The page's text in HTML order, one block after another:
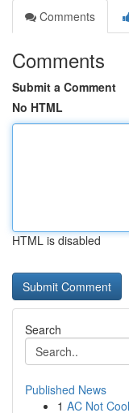
Comments
Comments
Submit a Comment
No HTML
HTML is disabled
Search
Published News
1 AC Not